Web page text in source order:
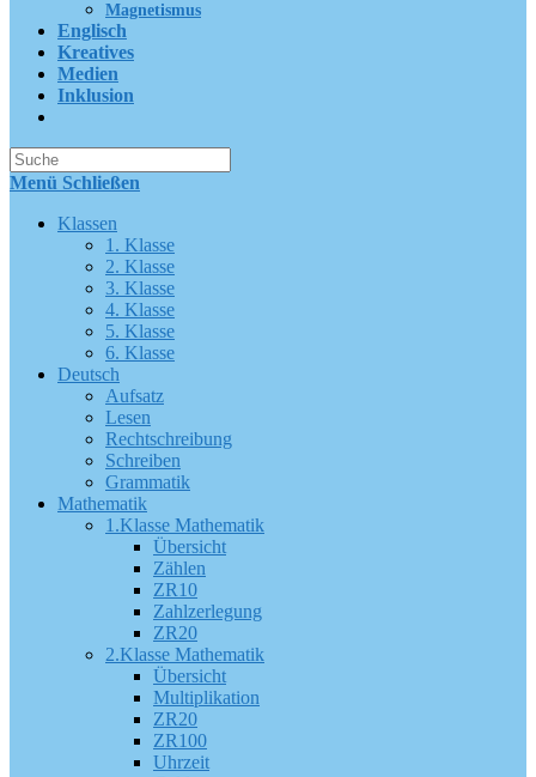
Magnetismus
Englisch
Kreatives
Medien
Inklusion
Suche
nach:
Menü Schließen
Klassen
1. Klasse
2. Klasse
3. Klasse
4. Klasse
5. Klasse
6. Klasse
Deutsch
Aufsatz
Lesen
Rechtschreibung
Schreiben
Grammatik
Mathematik
1.Klasse Mathematik
Übersicht
Zählen
ZR10
Zahlzerlegung
ZR20
2.Klasse Mathematik
Übersicht
Multiplikation
ZR20
ZR100
Uhrzeit